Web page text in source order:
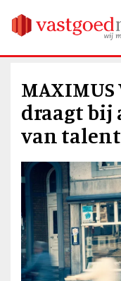
draagt bij
van